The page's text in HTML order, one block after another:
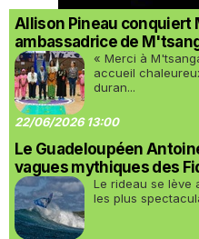
Allison Pineau conquiert
ambassadrice de
« Merci à
accueil
duran...
22/06/2026 13:00
Le Guadeloupéen
vagues mythiques des
Le rideau se lève
les plus